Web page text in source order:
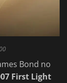
Bond no
First Light